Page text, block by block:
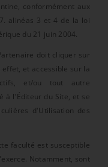
conformément aux
alinéas 3 et 4 de la loi
du 21 juin 2004.
doit cliquer sur
effet, et accessible sur la
et/ou tout autre
à l'Éditeur du Site, et se
d'Utilisation des
faculté est susceptible
Notamment, sont